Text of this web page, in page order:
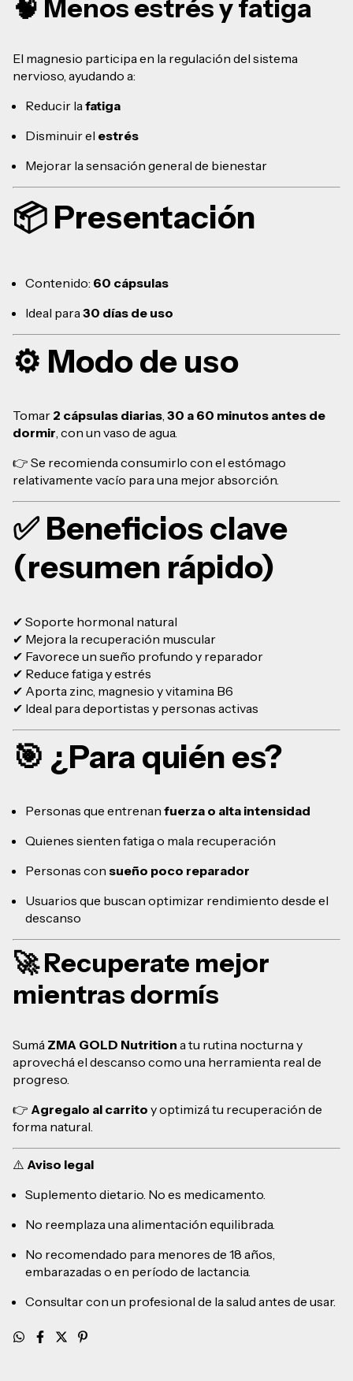
🧠 Menos estrés y fatiga
El magnesio participa en la regulación del sistema
nervioso, ayudando a:
Reducir lafatiga
Disminuir el estrés
Mejorar la sensación general de bienestar
📦 Presentación
Contenido: 60 cápsulas
Ideal para30 días de uso
⚙️ Modo de uso
Tomar 2 cápsulas diarias, 30 a 60 minutos antes de
dormir, con un vaso de agua.
👉 Se recomienda consumirlo con el estómago
relativamente vacío para una mejor absorción.
✅ Beneficios clave
(resumen rápido)
✔ Soporte hormonal natural
✔ Mejora la recuperación muscular
✔ Favorece un sueño profundo y reparador
✔ Reduce fatiga y estrés
✔ Aporta zinc, magnesio y vitamina B6
✔ Ideal para deportistas y personas activas
🎯 ¿Para quién es?
Personas que entrenan fuerza o alta intensidad
Quienes sienten fatiga o mala recuperación
Personas con sueño poco reparador
Usuarios que buscan optimizar rendimiento desde el
descanso
🚀 Recuperate mejor
mientras dormís
Sumá ZMA GOLD Nutrition a tu rutina nocturna y
aprovechá el descanso como una herramienta real de
progreso.
👉 Agregalo al carrito y optimizá tu recuperación de
forma natural.
⚠️ Aviso legal
Suplemento dietario. No es medicamento.
No reemplaza una alimentación equilibrada.
No recomendado para menores de 18 años,
embarazadas o en período de lactancia.
Consultar con un profesional de la salud antes de usar.